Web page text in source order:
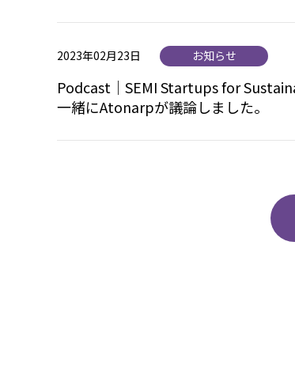
2023年02月23日 お知らせ
Podcast｜SEMI Startups for
一緒にAtonarpが議論しました。